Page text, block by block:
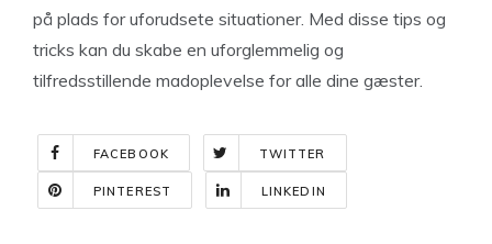
på plads for uforudsete situationer. Med disse tips og
tricks kan du skabe en uforglemmelig og
tilfredsstillende madoplevelse for alle dine gæster.
FACEBOOK TWITTER
PINTEREST LINKEDIN